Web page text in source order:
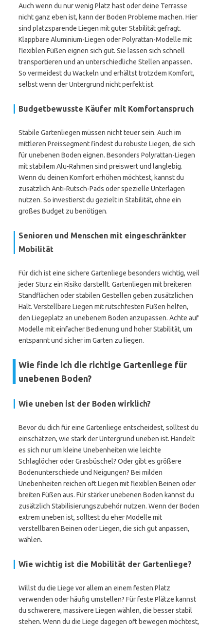
Auch wenn du nur wenig Platz hast oder deine Terrasse
nicht ganz eben ist, kann der Boden Probleme machen. Hier
sind platzsparende Liegen mit guter Stabilität gefragt.
Klappbare Aluminium-Liegen oder Polyrattan-Modelle mit
flexiblen Füßen eignen sich gut. Sie lassen sich schnell
transportieren und an unterschiedliche Stellen anpassen.
So vermeidest du Wackeln und erhältst trotzdem Komfort,
selbst wenn der Untergrund nicht perfekt ist.
Budgetbewusste Käufer mit Komfortanspruch
Stabile Gartenliegen müssen nicht teuer sein. Auch im
mittleren Preissegment findest du robuste Liegen, die sich
für unebenen Boden eignen. Besonders Polyrattan-Liegen
mit stabilem Alu-Rahmen sind preiswert und langlebig.
Wenn du deinen Komfort erhöhen möchtest, kannst du
zusätzlich Anti-Rutsch-Pads oder spezielle Unterlagen
nutzen. So investierst du gezielt in Stabilität, ohne ein
großes Budget zu benötigen.
Senioren und Menschen mit eingeschränkter
Mobilität
Für dich ist eine sichere Gartenliege besonders wichtig, weil
jeder Sturz ein Risiko darstellt. Gartenliegen mit breiteren
Standflächen oder stabilen Gestellen geben zusätzlichen
Halt. Verstellbare Liegen mit rutschfesten Füßen helfen,
den Liegeplatz an unebenem Boden anzupassen. Achte auf
Modelle mit einfacher Bedienung und hoher Stabilität, um
entspannt und sicher im Garten zu liegen.
Wie finde ich die richtige Gartenliege für
unebenen Boden?
Wie uneben ist der Boden wirklich?
Bevor du dich für eine Gartenliege entscheidest, solltest du
einschätzen, wie stark der Untergrund uneben ist. Handelt
es sich nur um kleine Unebenheiten wie leichte
Schlaglöcher oder Grasbüschel? Oder gibt es größere
Bodenunterschiede und Neigungen? Bei milden
Unebenheiten reichen oft Liegen mit flexiblen Beinen oder
breiten Füßen aus. Für stärker unebenen Boden kannst du
zusätzlich Stabilisierungszubehör nutzen. Wenn der Boden
extrem uneben ist, solltest du eher Modelle mit
verstellbaren Beinen oder Liegen, die sich gut anpassen,
wählen.
Wie wichtig ist die Mobilität der Gartenliege?
Willst du die Liege vor allem an einem festen Platz
verwenden oder häufig umstellen? Für feste Plätze kannst
du schwerere, massivere Liegen wählen, die besser stabil
stehen. Wenn du die Liege dagegen oft bewegen möchtest,